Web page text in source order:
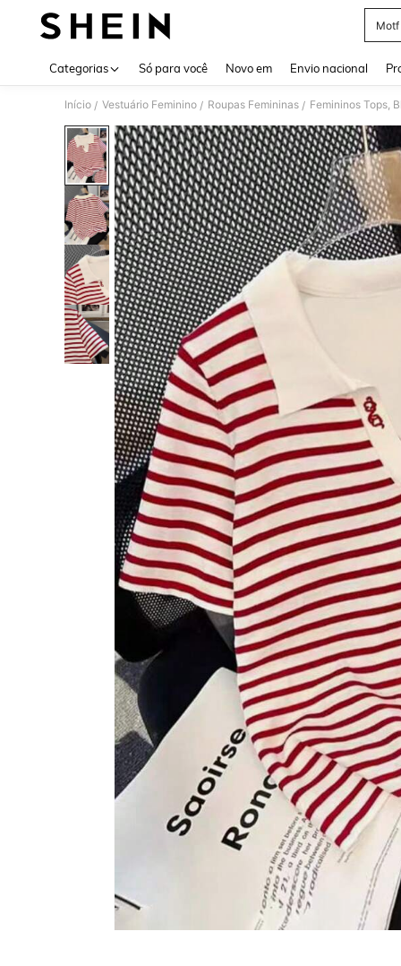
Motf
Categorias Só para você Novo em Envio nacional
Início / Vestuário Feminino / Roupas Femininas / Femininos Tops,